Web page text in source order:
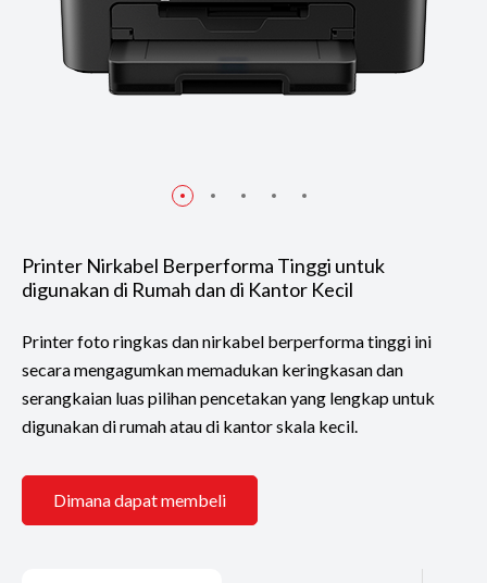
Printer Nirkabel Berperforma Tinggi untuk
digunakan di Rumah dan di Kantor Kecil
Printer foto ringkas dan nirkabel berperforma tinggi ini
secara mengagumkan memadukan keringkasan dan
serangkaian luas pilihan pencetakan yang lengkap untuk
digunakan di rumah atau di kantor skala kecil.
Dimana dapat membeli